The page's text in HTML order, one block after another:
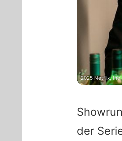
der
2025 Netflix, Inc.